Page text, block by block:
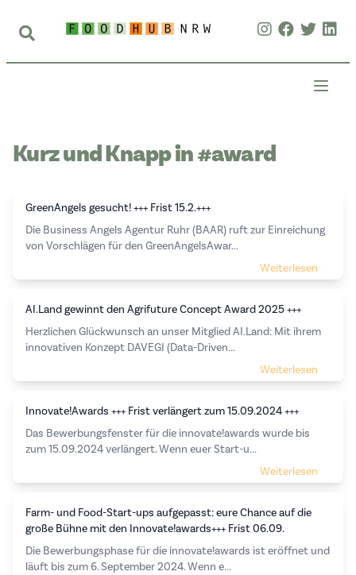
Kurz und Knapp in #award
GreenAngels gesucht! +++ Frist 15.2.+++
Die Business Angels Agentur Ruhr (BAAR) ruft zur Einreichung
von Vorschlägen für den GreenAngelsAwar...
Weiterlesen
AI.Land gewinnt den Agrifuture Concept Award 2025 +++
Herzlichen Glückwunsch an unser Mitglied AI.Land: Mit ihrem
innovativen Konzept DAVEGI (Data-Driven...
Weiterlesen
Innovate!Awards +++ Frist verlängert zum 15.09.2024 +++
Das Bewerbungsfenster für die innovate!awards wurde bis
zum 15.09.2024 verlängert. Wenn euer Start-u...
Weiterlesen
Farm- und Food-Start-ups aufgepasst: eure Chance auf die
große Bühne mit den Innovate!awards+++ Frist 06.09.
Die Bewerbungsphase für die innovate!awards ist eröffnet und
läuft bis zum 6. September 2024. Wenn e...